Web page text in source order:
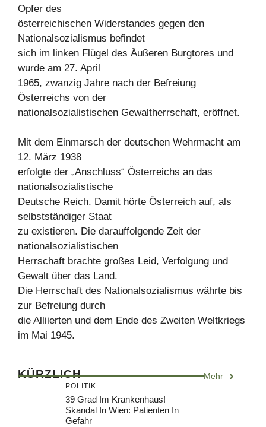
Opfer des
österreichischen Widerstandes gegen den
Nationalsozialismus befindet
sich im linken Flügel des Äußeren Burgtores und
wurde am 27. April
1965, zwanzig Jahre nach der Befreiung
Österreichs von der
nationalsozialistischen Gewaltherrschaft, eröffnet.
Mit dem Einmarsch der deutschen Wehrmacht am
12. März 1938
erfolgte der „Anschluss“ Österreichs an das
nationalsozialistische
Deutsche Reich. Damit hörte Österreich auf, als
selbstständiger Staat
zu existieren. Die darauffolgende Zeit der
nationalsozialistischen
Herrschaft brachte großes Leid, Verfolgung und
Gewalt über das Land.
Die Herrschaft des Nationalsozialismus währte bis
zur Befreiung durch
die Alliierten und dem Ende des Zweiten Weltkriegs
im Mai 1945.
KÜRZLICH Mehr
POLITIK
39 Grad Im Krankenhaus!
Skandal In Wien: Patienten In
Gefahr